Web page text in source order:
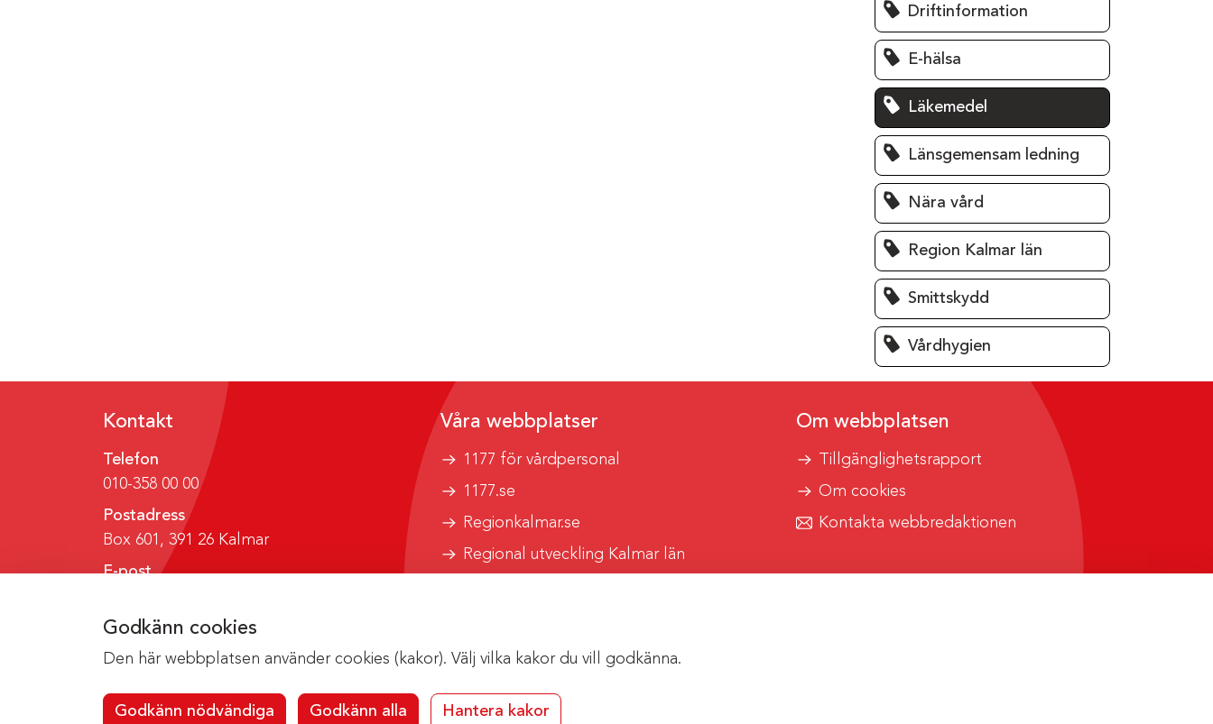
Godkänn cookies
Den här webbplatsen använder cookies (kakor). Välj vilka kakor du vill godkänna.
Godkänn nödvändiga Godkänn alla Hantera kakor
Driftinformation
E-hälsa
Läkemedel
Länsgemensam ledning
Nära vård
Region Kalmar län
Smittskydd
Vårdhygien
Kontakt
Telefon
010-358 00 00
Postadress
Box 601, 391 26 Kalmar
E-post
Våra webbplatser
1177 för vårdpersonal
1177.se
Regionkalmar.se
Regional utveckling Kalmar län
Om webbplatsen
Tillgänglighetsrapport
Om cookies
Kontakta webbredaktionen